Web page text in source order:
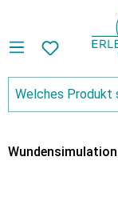
Wundensimulation